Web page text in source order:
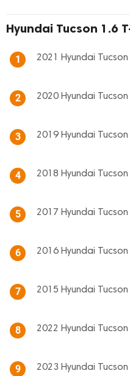
Hyundai Tucson 1.6
1 2021 Hyundai
2 2020 Hyundai
3 2019 Hyundai
4 2018 Hyundai
5 2017 Hyundai
6 2016 Hyundai
7 2015 Hyundai
8 2022 Hyundai
9 2023 Hyundai